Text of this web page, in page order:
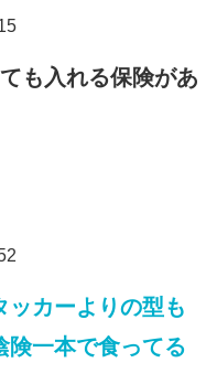
も入れる保険があ
ッカーよりの型も
険一本で食ってる